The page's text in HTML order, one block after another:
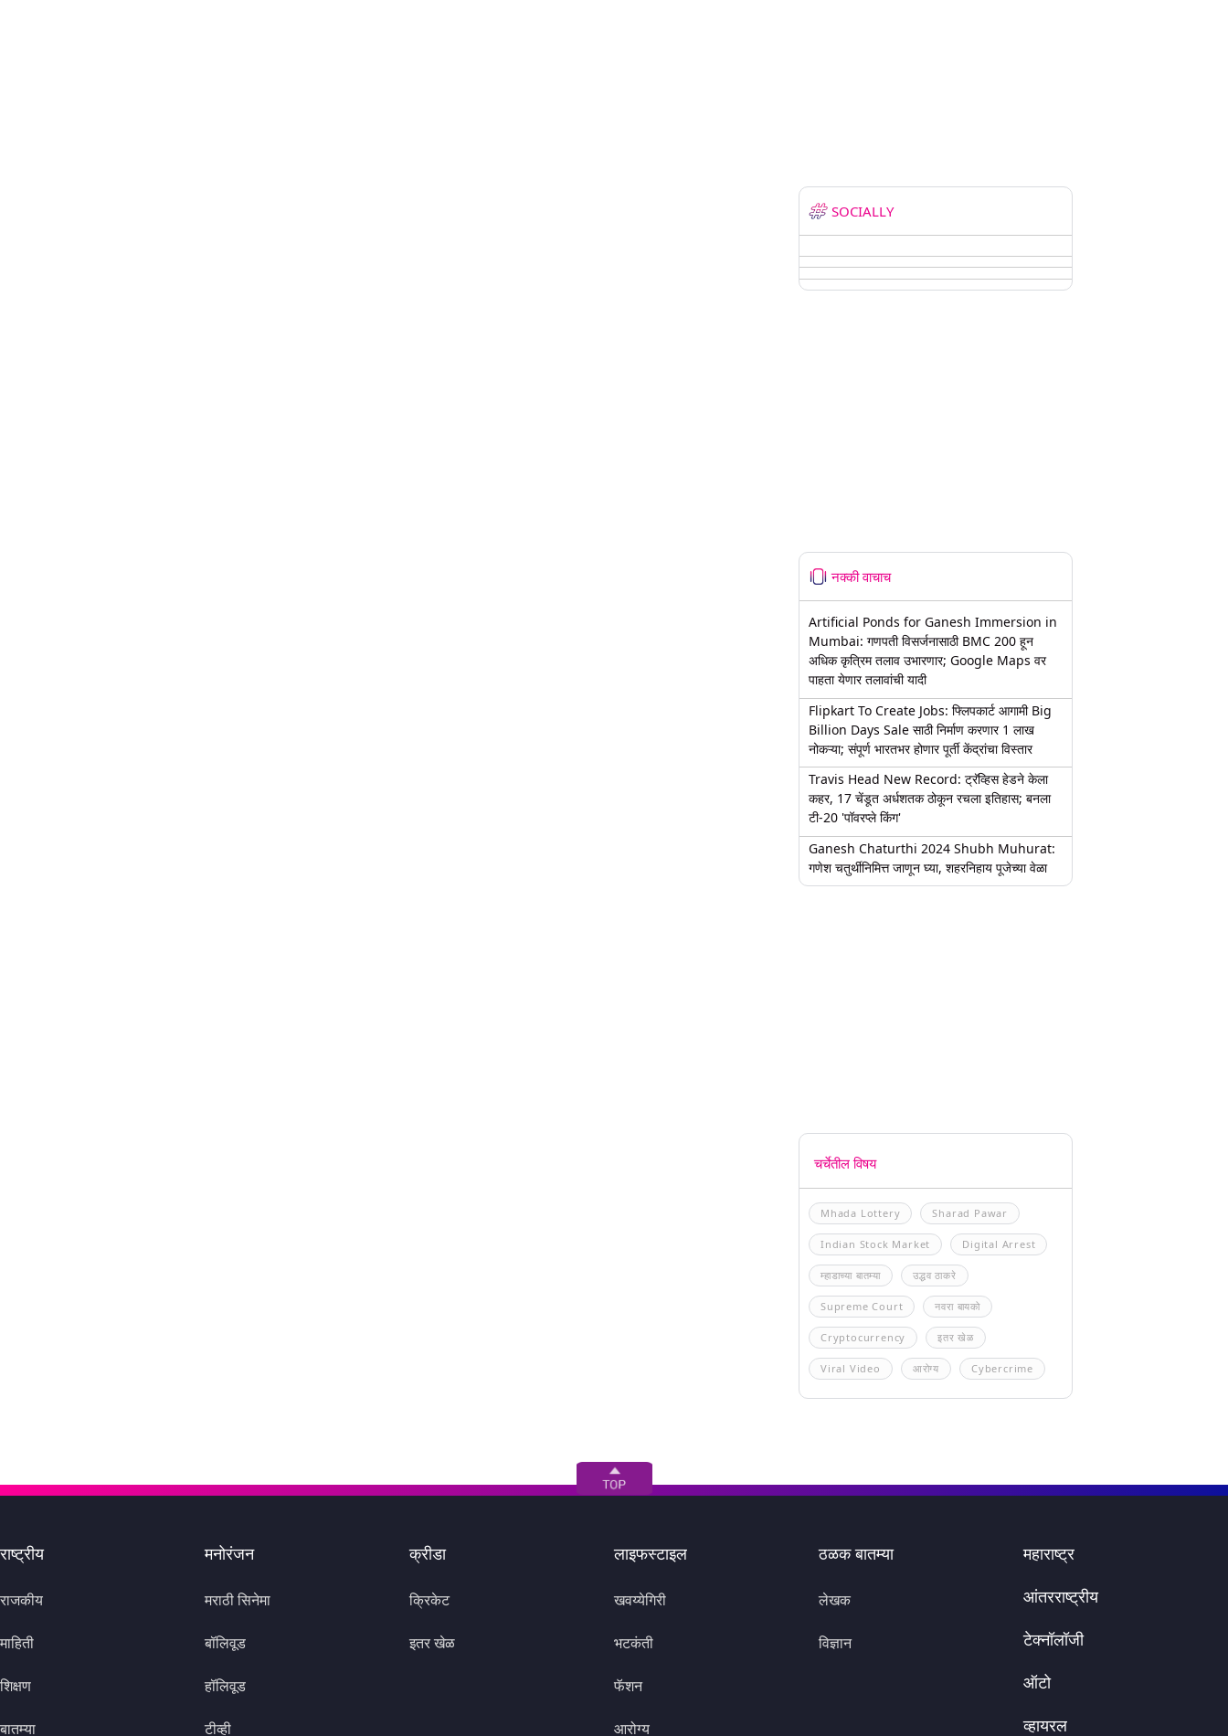
SOCIALLY
नक्की वाचाच
Artificial Ponds for Ganesh Immersion in
Mumbai: गणपती विसर्जनासाठी BMC 200 हून
अधिक कृत्रिम तलाव उभारणार; Google Maps वर
पाहता येणार तलावांची यादी
Flipkart To Create Jobs: फ्लिपकार्ट आगामी Big
Billion Days Sale साठी निर्माण करणार 1 लाख
नोकऱ्या; संपूर्ण भारतभर होणार पूर्ती केंद्रांचा विस्तार
Travis Head New Record: ट्रॅव्हिस हेडने केला
कहर, 17 चेंडूत अर्धशतक ठोकून रचला इतिहास; बनला
टी-20 'पॉवरप्ले किंग'
Ganesh Chaturthi 2024 Shubh Muhurat:
गणेश चतुर्थीनिमित्त जाणून घ्या, शहरनिहाय पूजेच्या वेळा
चर्चेतील विषय
Mhada Lottery Sharad Pawar
Indian Stock Market Digital Arrest
म्हाडाच्या बातम्या उद्धव ठाकरे
Supreme Court नवरा बायको
Cryptocurrency इतर खेळ
Viral Video आरोग्य Cybercrime
राष्ट्रीय
राजकीय
माहिती
शिक्षण
बातम्या
मनोरंजन
मराठी सिनेमा
बॉलिवूड
हॉलिवूड
टीव्ही
क्रीडा
क्रिकेट
इतर खेळ
लाइफस्टाइल
खवय्येगिरी
भटकंती
फॅशन
आरोग्य
ठळक बातम्या
लेखक
विज्ञान
महाराष्ट्र
आंतरराष्ट्रीय
टेक्नॉलॉजी
ऑटो
व्हायरल